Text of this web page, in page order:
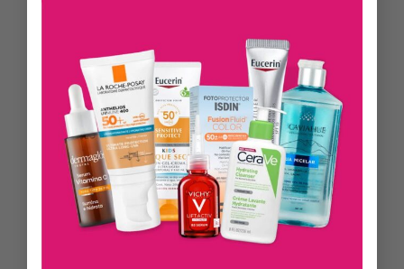
Enriquecido con Licochalcona A, ceramidas y manteca de
karité.
Proporciona una hidratación instantánea para que la piel
esté suave y tersa.
MODO DE USO
Aplicar diariamente tantas veces como sea necesario